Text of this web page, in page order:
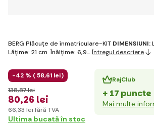
BERG Plăcuțe de înmatriculare-KIT DIMENSIUNI:
Lățime: 21 cm Înălțime: 6,9… Întregul descriere
-42 % (58,61 lei)
80,26 lei
138,87 lei
66,33 lei fără TVA
RajClub
+ 17 puncte
Mai multe
Ultima bucată în stoc